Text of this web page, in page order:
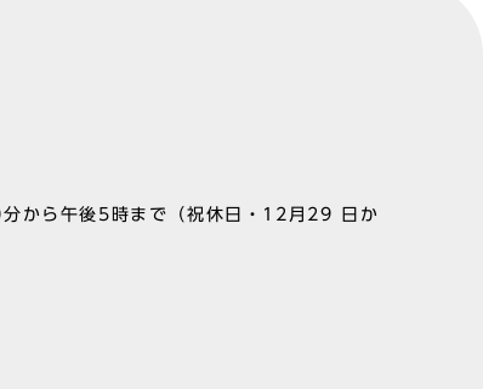
から午後5時まで（祝休日・12月29 日か